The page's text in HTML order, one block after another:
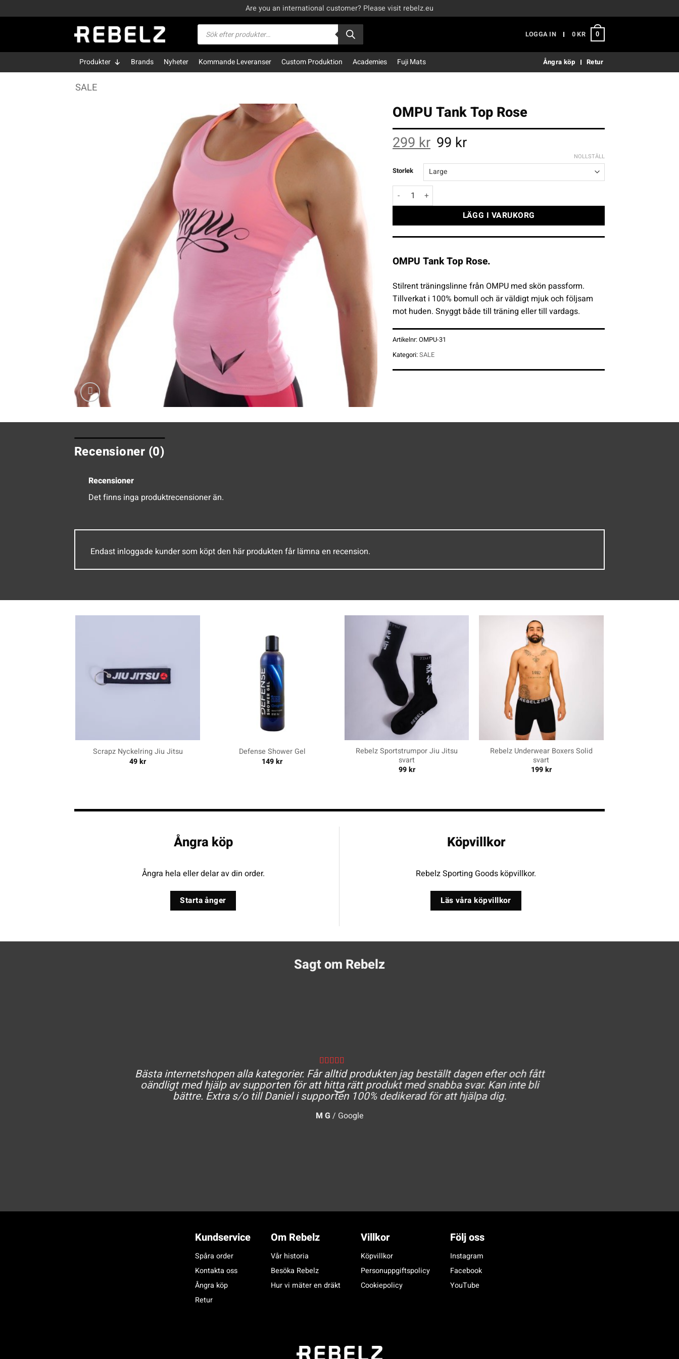
to
Are you an international customer? Please visit rebelz.eu
Produktsökning
LOGGA IN
0KR 0
Produkter Brands Nyheter Kommande Leveranser Custom Produktion Academies Fuji Mats Ångra köp Retur
SALE
OMPU Tank Top Rose
299kr Original
price
299 kr.
99 krCurrent
99 kr.
Storlek
NOLLSTÄLL
OMPU Tank Top Rose mängd
LÄGG I VARUKORG
OMPU Tank Top Rose.
Stilrent träningslinne från OMPU med skön passform.
Tillverkat i 100% bomull och är väldigt mjuk och följsam
mot huden. Snyggt både till träning eller till vardags.
Artikelnr:OMPU-31
Kategori:SALE
Recensioner (0)
Recensioner
Det finns inga produktrecensioner än.
Endast inloggade kunder som köpt den här produkten får lämna en recension.
Scrapz Nyckelring Jiu Jitsu
49kr
Defense Shower Gel
149kr
Rebelz Sportstrumpor Jiu Jitsu
svart
99kr
Rebelz Underwear Boxers Solid
svart
199kr
Ångra köp
Ångra hela eller delar av din order.
Starta ånger
Köpvillkor
Rebelz Sporting Goods köpvillkor.
Läs våra köpvillkor
Sagt om Rebelz
Bästa internetshopen alla kategorier. Får alltid produkten jag beställt dagen efter och fått
oändligt med hjälp av supporten för att hitta rätt produkt med snabba svar. Kan inte bli
bättre. Extra s/o till Daniel i supporten 100% dedikerad för att hjälpa dig.
M G / Google
Kundservice
Spåra order
Kontakta oss
Ångra köp
Retur
Om Rebelz
Vår historia
Besöka Rebelz
Hur vi mäter en dräkt
Villkor
Köpvillkor
Personuppgiftspolicy
Cookiepolicy
Följ oss
Instagram
Facebook
YouTube